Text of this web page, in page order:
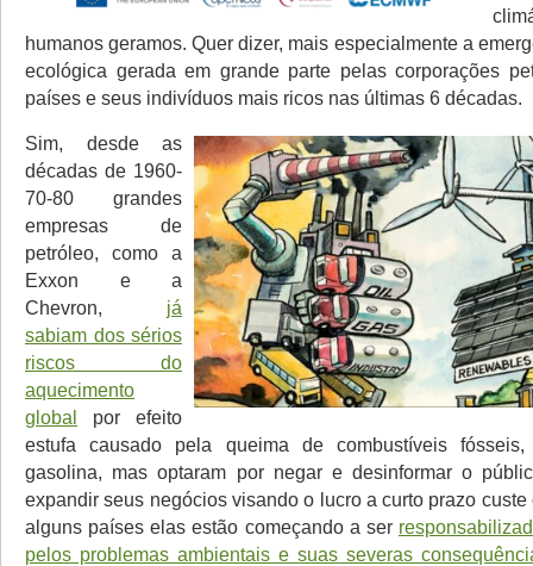
humanos geramos. Quer dizer, mais especialmente a
ecológica gerada em grande parte pelas corporações
países e seus indivíduos mais ricos nas últimas 6 décadas.
Sim, desde as
décadas de 1960-
70-80 grandes
empresas de
petróleo, como a
Exxon e a
Chevron, já
sabiam dos sérios
riscos do
aquecimento
global por efeito
estufa causado pela queima de combustíveis
gasolina, mas optaram por negar e desinformar o
expandir seus negócios visando o lucro a curto prazo custe
alguns países elas estão começando a ser
pelos problemas ambientais e suas severas